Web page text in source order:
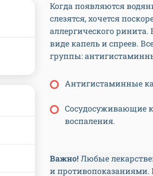
Когда появляются
слезятся, хочется
аллергического
виде капель и спреев.
группы:
Антигистаминные
Сосудосуживающие
воспаления.
Важно! Любые
и противопоказаниями.